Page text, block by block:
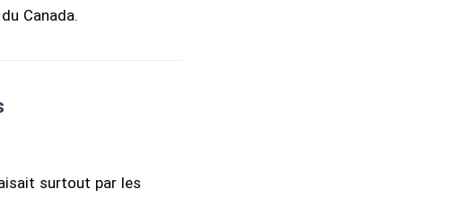
Canada.
surtout par les